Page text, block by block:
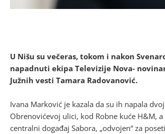
U Nišu su večeras, tokom i nakon
napadnuti ekipa Televizije Nova-
Južnih vesti Tamara Radovanović.
Ivana Marković je kazala da su ih napala
Obrenovićevoj ulici, kod Robne kuće H&M,
centralni događaj Sabora, „odvojen“ za